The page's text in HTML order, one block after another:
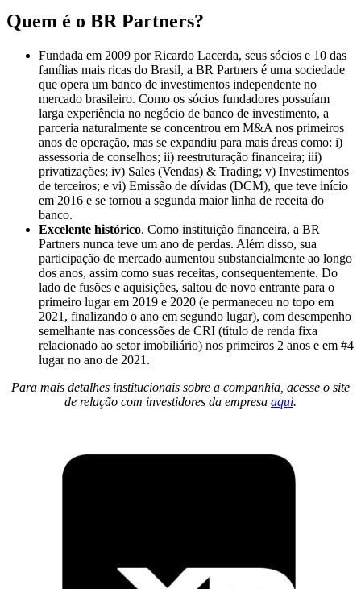
Quem é o BR Partners?
Fundada em 2009 por Ricardo Lacerda, seus sócios e 10 das
famílias mais ricas do Brasil, a BR Partners é uma sociedade
que opera um banco de investimentos independente no
mercado brasileiro. Como os sócios fundadores possuíam
larga experiência no negócio de banco de investimento, a
parceria naturalmente se concentrou em M&A nos primeiros
anos de operação, mas se expandiu para mais áreas como: i)
assessoria de conselhos; ii) reestruturação financeira; iii)
privatizações; iv) Sales (Vendas) & Trading; v) Investimentos
de terceiros; e vi) Emissão de dívidas (DCM), que teve início
em 2016 e se tornou a segunda maior linha de receita do
banco.
Excelente histórico. Como instituição financeira, a BR
Partners nunca teve um ano de perdas. Além disso, sua
participação de mercado aumentou substancialmente ao longo
dos anos, assim como suas receitas, consequentemente. Do
lado de fusões e aquisições, saltou de novo entrante para o
primeiro lugar em 2019 e 2020 (e permaneceu no topo em
2021, finalizando o ano em segundo lugar), com desempenho
semelhante nas concessões de CRI (título de renda fixa
relacionado ao setor imobiliário) nos primeiros 2 anos e em #4
lugar no ano de 2021.
Para mais detalhes institucionais sobre a companhia, acesse o site
de relação com investidores da empresa aqui.